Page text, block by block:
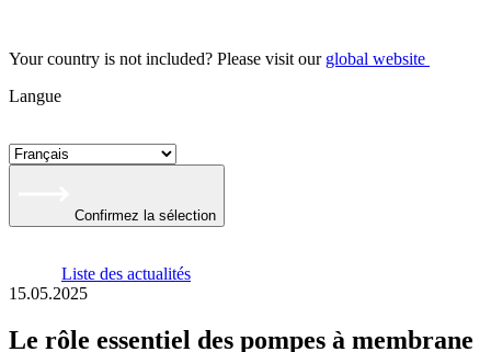
Your country is not included? Please visit our global website
Langue
Confirmez la sélection
Liste des actualités
15.05.2025
Le rôle essentiel des pompes à membrane